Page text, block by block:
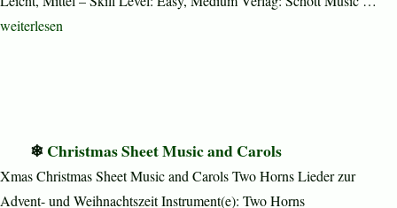
„Mary Walks Amid the Thorns“
weiterlesen
Christmas Sheet Music and Carols
Xmas Christmas Sheet Music and Carols Two Horns Lieder zur
Advent- und Weihnachtszeit Instrument(e): Two Horns